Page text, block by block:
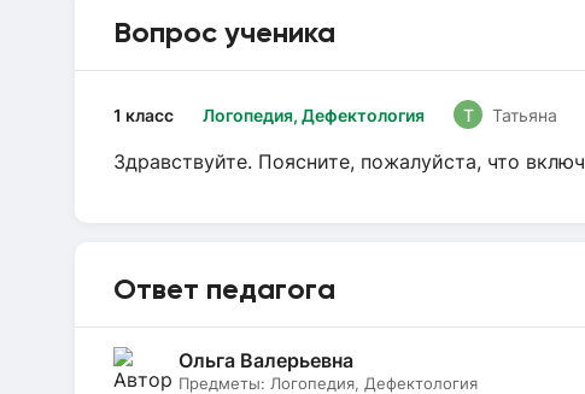
Вопрос ученика
Логопедия, Дефектология
1 класс Т Татьяна
Здравствуйте. Поясните, пожалуйста, что
Ответ педагога
Ольга Валерьевна
Предметы: Логопедия, Дефектология